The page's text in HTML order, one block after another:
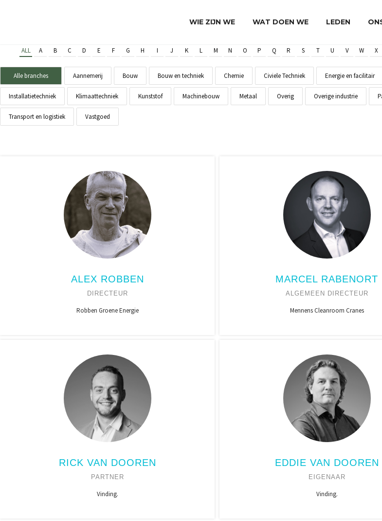
WIE ZIJN WE WAT DOEN WE LEDEN
ALL A B C D E F G H I J K L M N O P Q R S T U V W X
Alle branches Aannemerij Bouw Bouw en techniek Chemie Civiele Techniek Energie en facilitair
Installatietechniek Klimaattechniek Kunststof Machinebouw Metaal Overig Overige industrie
Transport en logistiek Vastgoed
ALEX ROBBEN
DIRECTEUR
Robben Groene Energie
MARCEL RABENORT
ALGEMEEN DIRECTEUR
Mennens Cleanroom Cranes
RICK VAN DOOREN
PARTNER
Vinding.
EDDIE VAN DOOREN
EIGENAAR
Vinding.